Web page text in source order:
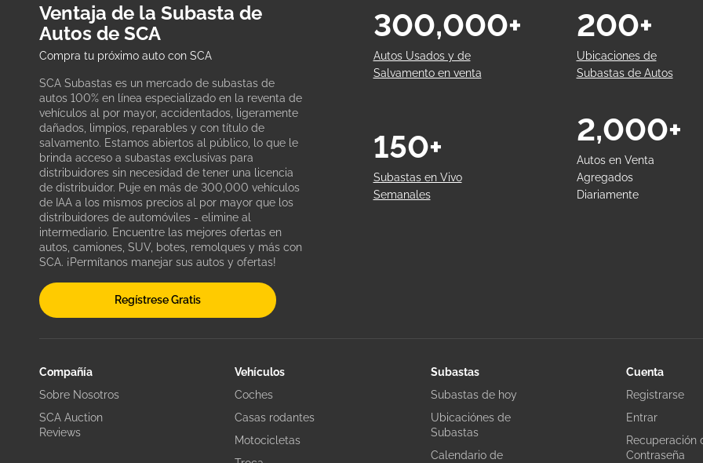
Ventaja de la Subasta de
Autos de SCA
Compra tu próximo auto con SCA
SCA Subastas es un mercado de subastas de
autos 100% en línea especializado en la reventa de
vehículos al por mayor, accidentados, ligeramente
dañados, limpios, reparables y con título de
salvamento. Estamos abiertos al público, lo que le
brinda acceso a subastas exclusivas para
distribuidores sin necesidad de tener una licencia
de distribuidor. Puje en más de 300,000 vehículos
de IAA a los mismos precios al por mayor que los
distribuidores de automóviles - elimine al
intermediario. Encuentre las mejores ofertas en
autos, camiones, SUV, botes, remolques y más con
SCA. ¡Permítanos manejar sus autos y ofertas!
Regístrese Gratis
Autos Usados y de
Salvamento en venta
300,000+
Ubicaciones de
Subastas de Autos
200+
Subastas en Vivo
Semanales
150+
Autos en Venta
Agregados
Diariamente
2,000+
Compañía
Sobre Nosotros
SCA Auction
Reviews
Vehículos
Coches
Casas rodantes
Motocicletas
Subastas
Subastas de hoy
Ubicaciónes de
Subastas
Calendario de
Cuenta
Registrarse
Entrar
Recuperación
Contraseña